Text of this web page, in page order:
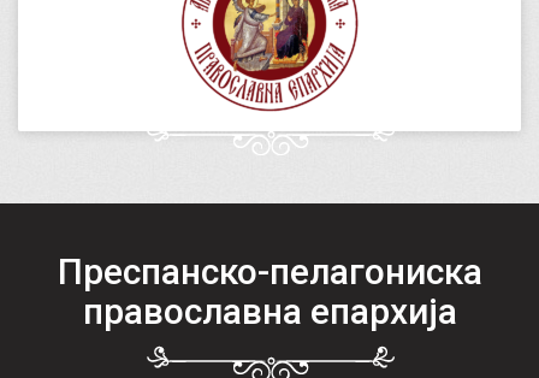
Преспанско-пелагониска
православна епархија